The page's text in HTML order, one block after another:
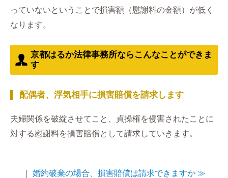
っていないということで損害額（慰謝料の金額）が低く
なります。
京都はるか法律事務所ならこんなことができま
す
配偶者、浮気相手に損害賠償を請求します
夫婦関係を破綻させてこと、貞操権を侵害されたことに
対する慰謝料を損害賠償として請求していきます。
婚約破棄の場合、損害賠償は請求できますか ≫